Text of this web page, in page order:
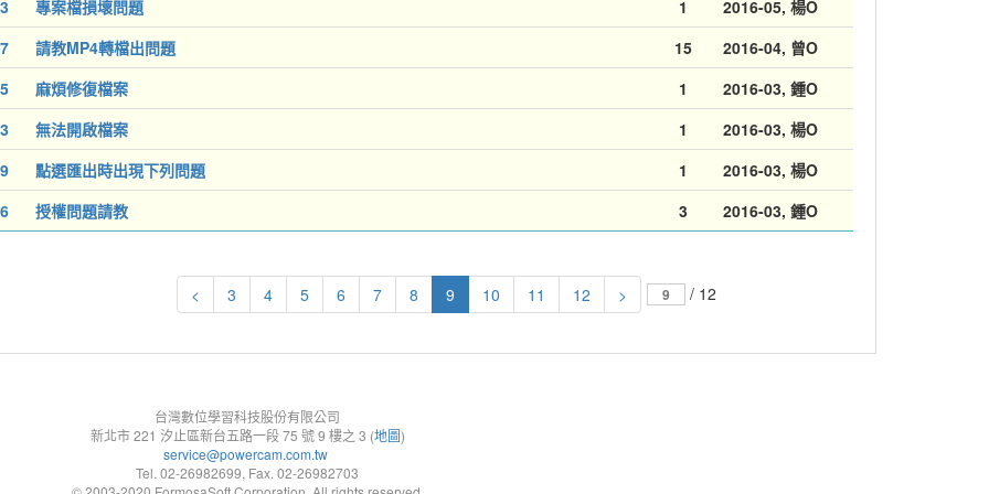
2016-05, 楊O
1
專案檔損壞問題
2016-04, 曾O
15
請教MP4轉檔出問題
2016-03, 鍾O
1
麻煩修復檔案
2016-03, 楊O
1
無法開啟檔案
2016-03, 楊O
1
點選匯出時出現下列問題
2016-03, 鍾O
3
授權問題請教
< 3 4 5 6 7 8 9 10 11 12 > / 12
台灣數位學習科技股份有限公司
新北市 221 汐止區新台五路一段 75 號 9 樓之 3 (地圖)
service@powercam.com.tw
Tel. 02-26982699, Fax. 02-26982703